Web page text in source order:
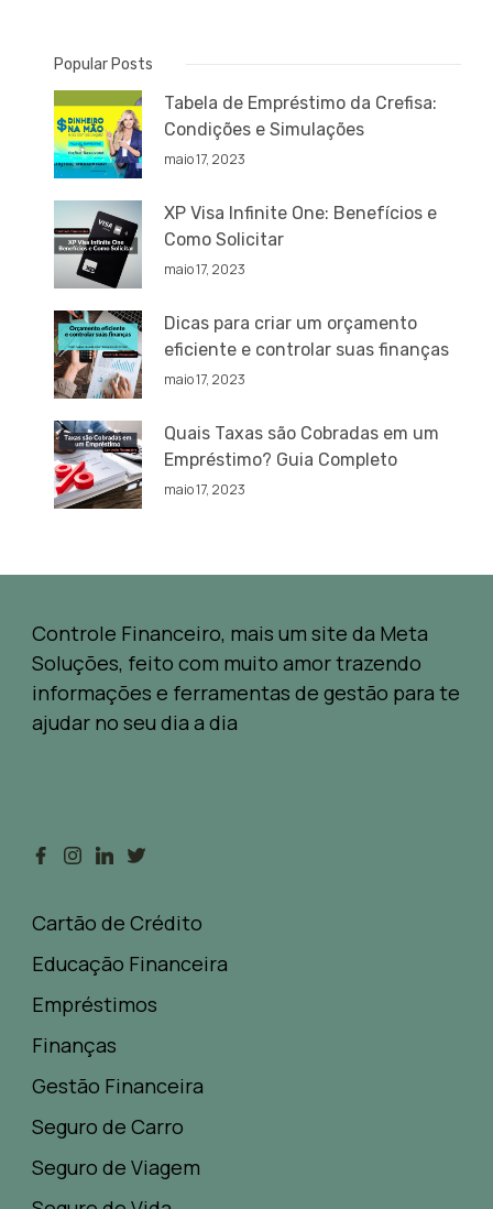
Popular Posts
Tabela de Empréstimo da Crefisa:
Condições e Simulações
maio 17, 2023
XP Visa Infinite One: Benefícios e
Como Solicitar
maio 17, 2023
Dicas para criar um orçamento
eficiente e controlar suas finanças
maio 17, 2023
Quais Taxas são Cobradas em um
Empréstimo? Guia Completo
maio 17, 2023
Controle Financeiro, mais um site da Meta
Soluções, feito com muito amor trazendo
informações e ferramentas de gestão para te
ajudar no seu dia a dia
Cartão de Crédito
Educação Financeira
Empréstimos
Finanças
Gestão Financeira
Seguro de Carro
Seguro de Viagem